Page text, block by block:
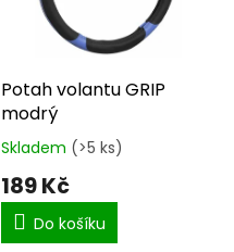
Potah volantu GRIP
modrý
Průměrné
hodnocení
produktu
5,0
Skladem (>5 ks)
189 Kč
Do košíku